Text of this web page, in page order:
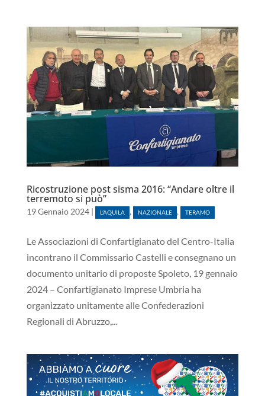
Ricostruzione post sisma 2016: “Andare oltre il
terremoto si può”
19 Gennaio 2024| L’AQUILA , NAZIONALE , TERAMO
Le Associazioni di Confartigianato del Centro-Italia
incontrano il Commissario Castelli e consegnano un
documento unitario di proposte Spoleto, 19 gennaio
2024 – Confartigianato Imprese Umbria ha
organizzato unitamente alle Confederazioni
Regionali di Abruzzo,...